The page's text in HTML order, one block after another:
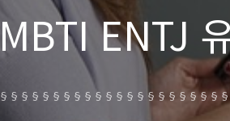
MBTI ENTJ